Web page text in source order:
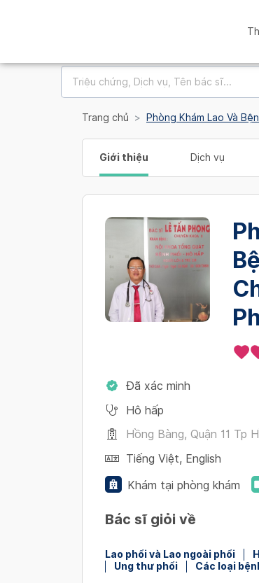
Trang chủ Phòng Khám Lao Và
Giới thiệu Dịch vụ
Đã xác minh
Hô hấp
Hồng Bàng, Quận 11 Tp
Tiếng Việt, English
Khám tại phòng khám
Bác sĩ giỏi về
Lao phổi và Lao ngoài phổi
Ung thư phổi
Các loại